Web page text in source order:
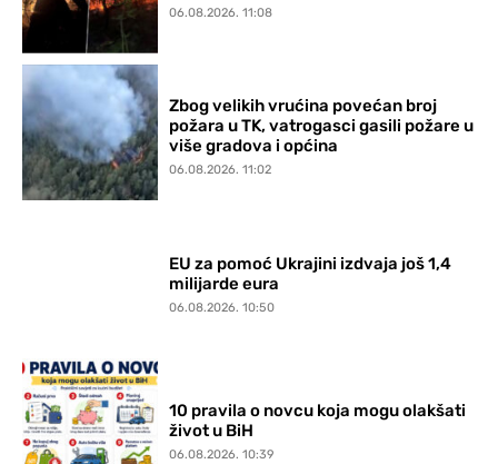
06.08.2026. 11:08
Zbog velikih vrućina povećan broj
požara u TK, vatrogasci gasili požare u
više gradova i općina
06.08.2026. 11:02
EU za pomoć Ukrajini izdvaja još 1,4
milijarde eura
06.08.2026. 10:50
10 pravila o novcu koja mogu olakšati
život u BiH
06.08.2026. 10:39